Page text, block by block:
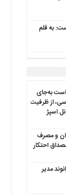
به قلم
است به‌جای
از ظرفیت
اسپژ
و مصرف
احتکار
مدیر